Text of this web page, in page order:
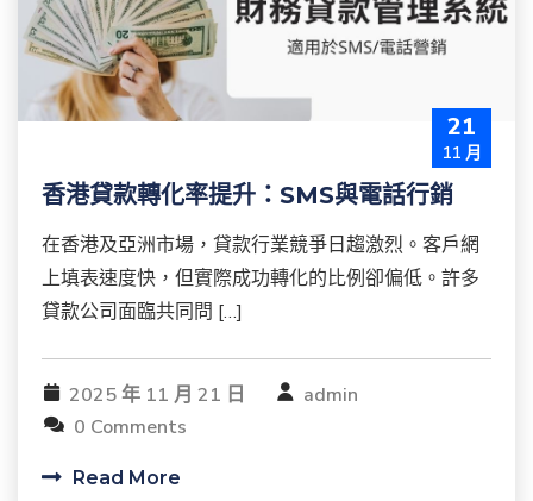
21
11 月
香港貸款轉化率提升：SMS與電話行銷
在香港及亞洲市場，貸款行業競爭日趨激烈。客戶網
上填表速度快，但實際成功轉化的比例卻偏低。許多
貸款公司面臨共同問 […]
2025 年 11 月 21 日
admin
0 Comments
Read More